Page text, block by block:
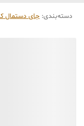
دسته‌بندی: جای دستمال